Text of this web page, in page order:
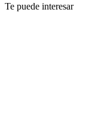
Te puede interesar